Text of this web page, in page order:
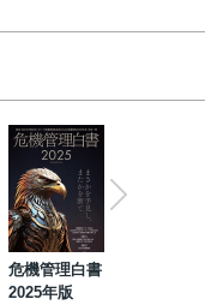
危機管理白書
2025年版